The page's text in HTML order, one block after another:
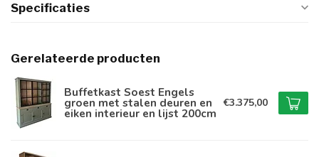
Specificaties
Gerelateerde producten
Buffetkast Soest Engels
groen met stalen deuren en
eiken interieur en lijst 200cm
€3.375,00